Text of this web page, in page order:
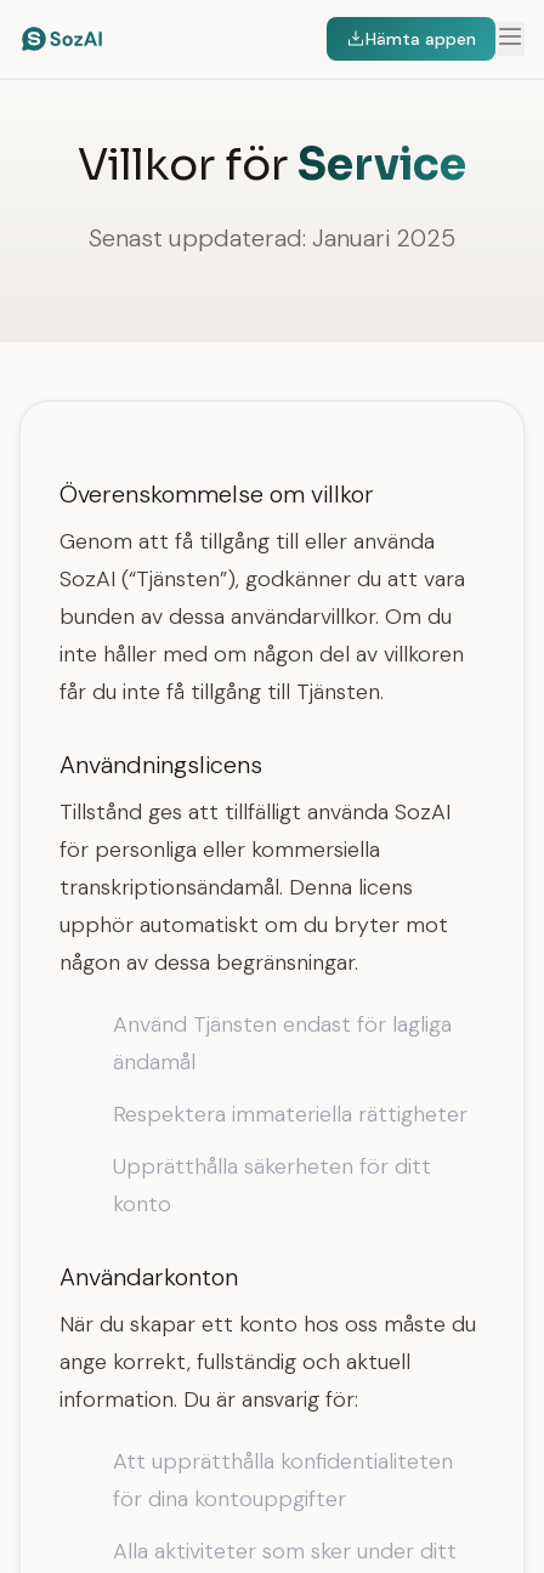
Hämta appen
Villkor för Service
Senast uppdaterad: Januari 2025
Överenskommelse om villkor
Genom att få tillgång till eller använda
SozAI (“Tjänsten”), godkänner du att vara
bunden av dessa användarvillkor. Om du
inte håller med om någon del av villkoren
får du inte få tillgång till Tjänsten.
Användningslicens
Tillstånd ges att tillfälligt använda SozAI
för personliga eller kommersiella
transkriptionsändamål. Denna licens
upphör automatiskt om du bryter mot
någon av dessa begränsningar.
Använd Tjänsten endast för lagliga
ändamål
Respektera immateriella rättigheter
Upprätthålla säkerheten för ditt
konto
Användarkonton
När du skapar ett konto hos oss måste du
ange korrekt, fullständig och aktuell
information. Du är ansvarig för:
Att upprätthålla konfidentialiteten
för dina kontouppgifter
Alla aktiviteter som sker under ditt